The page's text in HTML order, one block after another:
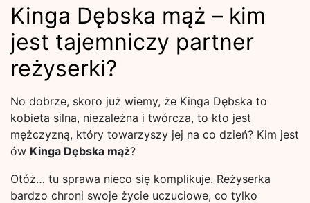
Kinga Dębska mąż – kim
jest tajemniczy partner
reżyserki?
No dobrze, skoro już wiemy, że Kinga Dębska to
kobieta silna, niezależna i twórcza, to kto jest
mężczyzną, który towarzyszy jej na co dzień? Kim jest
ów Kinga Dębska mąż?
Otóż… tu sprawa nieco się komplikuje. Reżyserka
bardzo chroni swoje życie uczuciowe, co tylko